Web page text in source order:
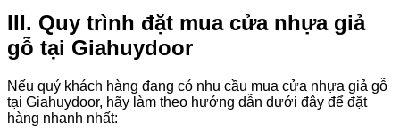
III. Quy trình đặt mua cửa nhựa giả
gỗ tại Giahuydoor
Nếu quý khách hàng đang có nhu cầu mua cửa nhựa giả gỗ
tại Giahuydoor, hãy làm theo hướng dẫn dưới đây để đặt
hàng nhanh nhất: